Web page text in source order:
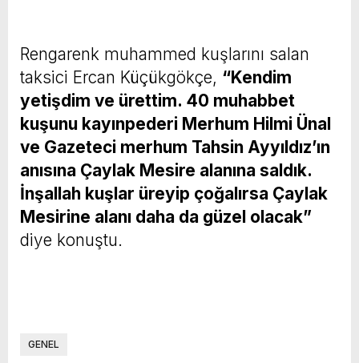
Rengarenk muhammed kuşlarını salan
taksici Ercan Küçükgökçe, “Kendim
yetişdim ve ürettim. 40 muhabbet
kuşunu kayınpederi Merhum Hilmi Ünal
ve Gazeteci merhum Tahsin Ayyıldız’ın
anısına Çaylak Mesire alanına saldık.
İnşallah kuşlar üreyip çoğalırsa Çaylak
Mesirine alanı daha da güzel olacak”
diye konuştu.
GENEL